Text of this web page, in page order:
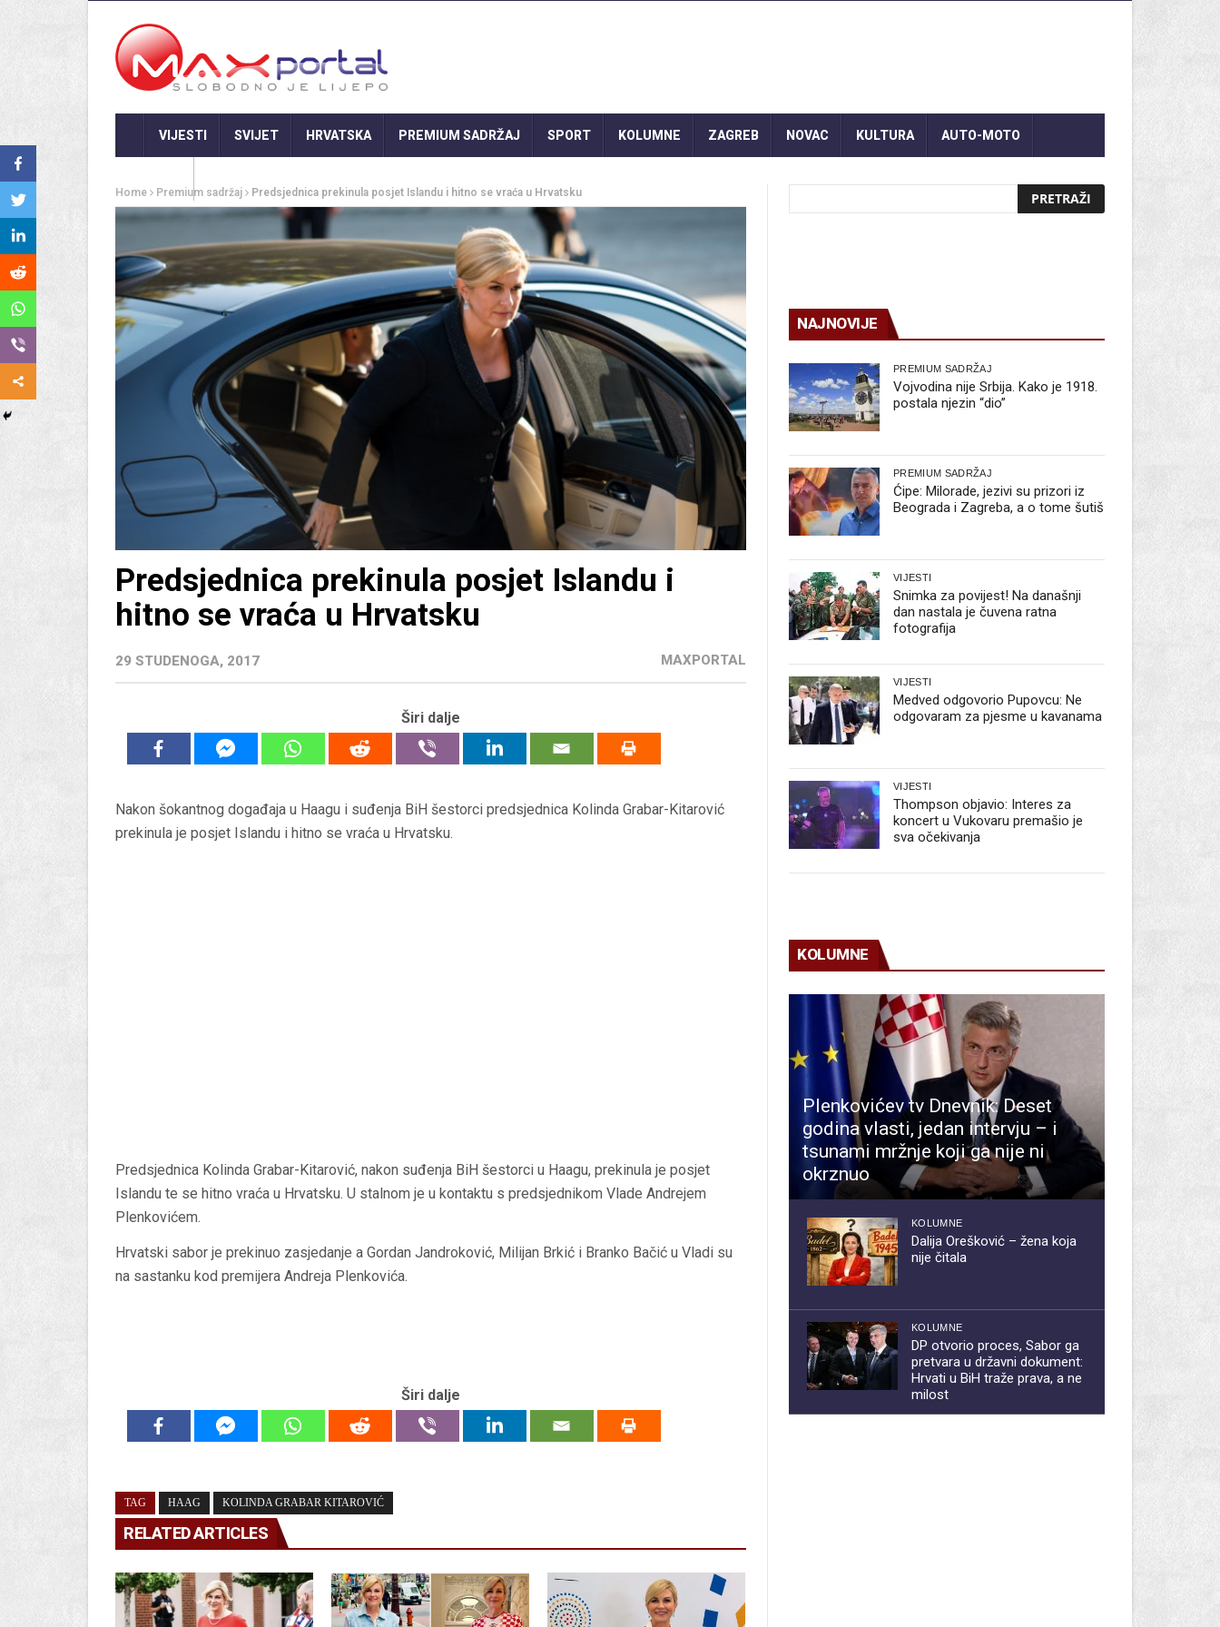
VIJESTI SVIJET HRVATSKA PREMIUM SADRŽAJ SPORT KOLUMNE ZAGREB NOVAC KULTURA AUTO-MOTO
Home Premium sadržaj Predsjednica prekinula posjet Islandu i hitno se vraća u Hrvatsku
Predsjednica prekinula posjet Islandu i
hitno se vraća u Hrvatsku
29 STUDENOGA, 2017 MAXPORTAL
Širi dalje
Nakon šokantnog događaja u Haagu i suđenja BiH šestorci predsjednica Kolinda Grabar-Kitarović
prekinula je posjet Islandu i hitno se vraća u Hrvatsku.
Predsjednica Kolinda Grabar-Kitarović, nakon suđenja BiH šestorci u Haagu, prekinula je posjet
Islandu te se hitno vraća u Hrvatsku. U stalnom je u kontaktu s predsjednikom Vlade Andrejem
Plenkovićem.
Hrvatski sabor je prekinuo zasjedanje a Gordan Jandroković, Milijan Brkić i Branko Bačić u Vladi su
na sastanku kod premijera Andreja Plenkovića.
Širi dalje
TAG HAAG KOLINDA GRABAR KITAROVIĆ
RELATED ARTICLES
NAJNOVIJE
PREMIUM SADRŽAJ
Vojvodina nije Srbija. Kako je 1918.
postala njezin “dio”
PREMIUM SADRŽAJ
Ćipe: Milorade, jezivi su prizori iz
Beograda i Zagreba, a o tome šutiš
VIJESTI
Snimka za povijest! Na današnji
dan nastala je čuvena ratna
fotografija
VIJESTI
Medved odgovorio Pupovcu: Ne
odgovaram za pjesme u kavanama
VIJESTI
Thompson objavio: Interes za
koncert u Vukovaru premašio je
sva očekivanja
KOLUMNE
Plenkovićev tv Dnevnik: Deset
godina vlasti, jedan intervju – i
tsunami mržnje koji ga nije ni
okrznuo
KOLUMNE
Dalija Orešković – žena koja
nije čitala
KOLUMNE
DP otvorio proces, Sabor ga
pretvara u državni dokument:
Hrvati u BiH traže prava, a ne
milost